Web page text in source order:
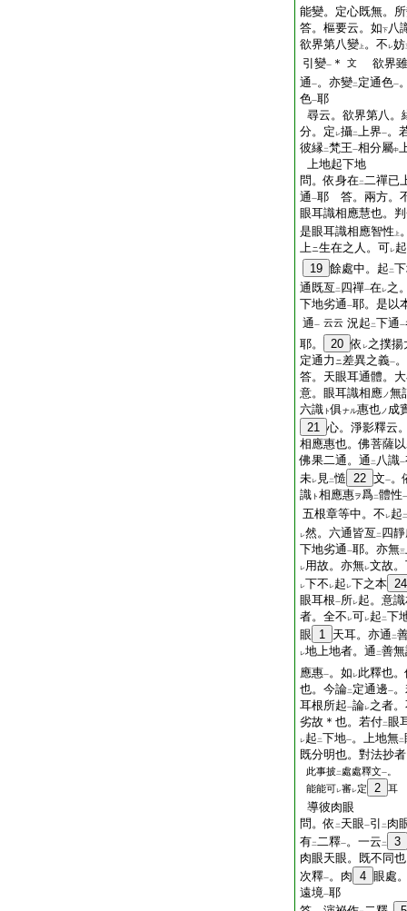
能變。定心既無。
答。樞要云。如下八
欲界第八變 上 。不 レ妨
引變一 ＊ 文
欲界雖
通一。亦變二 定通色一
色一耶
尋云。欲界第八。
分。定 レ攝二上界一。
彼縁二梵王一相分屬中
上地起下地
問。依身在二二禪已
通一耶 答。兩方。
眼耳識相應慧也。判
是眼耳識相應智性 上
上ニ生在之人。可レ起
19 餘處中。起 二
通既亙二 四禪一在レ之
下地劣通一耶。是以
通一 云云 況起 二下通一
耶。
20 依 レ之撲揚
定通力 ニ差異之義一
答。天眼耳通體。
意。眼耳識相應ノ無
六識 ト俱ナル惠也ノ 成
21 心。淨影釋云
相應惠也。佛菩薩以
佛果二通。通 二 八識一
未レ 見二慥 22 文一。
識 ト 相應惠ヲ爲二體性一
五根章等中。不 レ起 二
レ然。六通皆亙二 四
下地劣通一耶。亦無三
レ用故。亦無レ文故
レ下不 レ起 レ下之本 24
眼耳根一所レ起。意
者。全不 レ可レ起 二下
眼
1 天耳。亦通 二
レ地上地者。通 二善
應惠一。如 レ此釋也
也。今論二 定通邊一
耳根所起一論レ之者
劣故＊也。若付二 眼
レ起 二下地一。上地無二
既分明也。對法抄
此事披 二 處處釋文一 。
能能可レ審レ定 2 耳
導彼肉眼
問。依 二 天眼一引 二 肉
有二二釋一。一云 二
3
肉眼天眼。既不同
次釋一。肉 4 眼處
遠境一耶